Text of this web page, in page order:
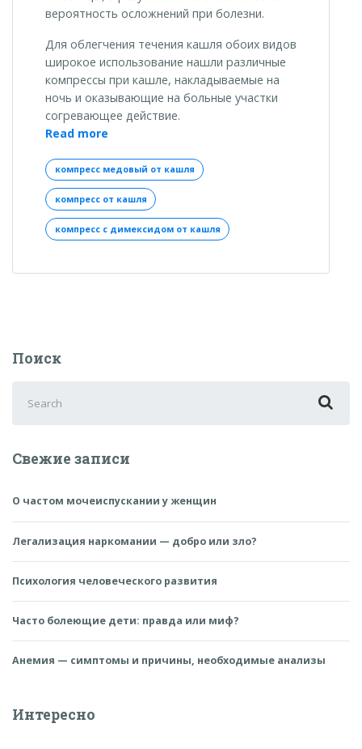
вероятность осложнений при болезни.
Для облегчения течения кашля обоих видов
широкое использование нашли различные
компрессы при кашле, накладываемые на
ночь и оказывающие на больные участки
согревающее действие.
Read more
кашля:
какие
можно
применять»
компресс медовый от кашля
компресс от кашля
компресс с димексидом от кашля
Поиск
for:
Свежие записи
О частом мочеиспускании у женщин
Легализация наркомании — добро или зло?
Психология человеческого развития
Часто болеющие дети: правда или миф?
Анемия — симптомы и причины, необходимые анализы
Интересно